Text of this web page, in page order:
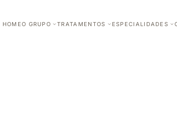
HOMEO GRUPO TRATAMENTOS ESPECIALIDADES